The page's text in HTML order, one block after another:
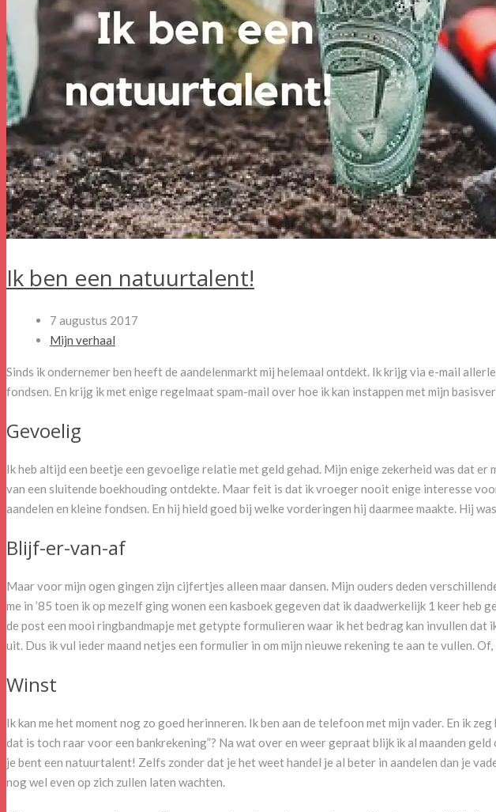
Ik ben een natuurtalent!
7 augustus 2017
Mijn verhaal
Sinds ik ondernemer ben heeft de aandelenmarkt mij helemaal ontdekt. Ik krijg via e-mail
fondsen. En krijg ik met enige regelmaat spam-mail over hoe ik kan instappen met mijn
Gevoelig
Ik heb altijd een beetje een gevoelige relatie met geld gehad. Mijn enige zekerheid was dat
van een sluitende boekhouding ontdekte. Maar feit is dat ik vroeger nooit enige interesse
aandelen en kleine fondsen. En hij hield goed bij welke vorderingen hij daarmee maakte. Hij
Blijf-er-van-af
Maar voor mijn ogen gingen zijn cijfertjes alleen maar dansen. Mijn ouders deden
me in ’85 toen ik op mezelf ging wonen een kasboek gegeven dat ik daadwerkelijk 1 keer
de post een mooi ringbandmapje met getypte formulieren waar ik het bedrag kan invullen
uit. Dus ik vul ieder maand netjes een formulier in om mijn nieuwe rekening te aan te vullen.
Winst
Ik kan me het moment nog zo goed herinneren. Ik ben aan de telefoon met mijn vader. En ik
dat is toch raar voor een bankrekening”? Na wat over en weer gepraat blijk ik al maanden
je bent een natuurtalent! Zelfs zonder dat je het weet handel je al beter in aandelen dan je
nog wel even op zich zullen laten wachten.